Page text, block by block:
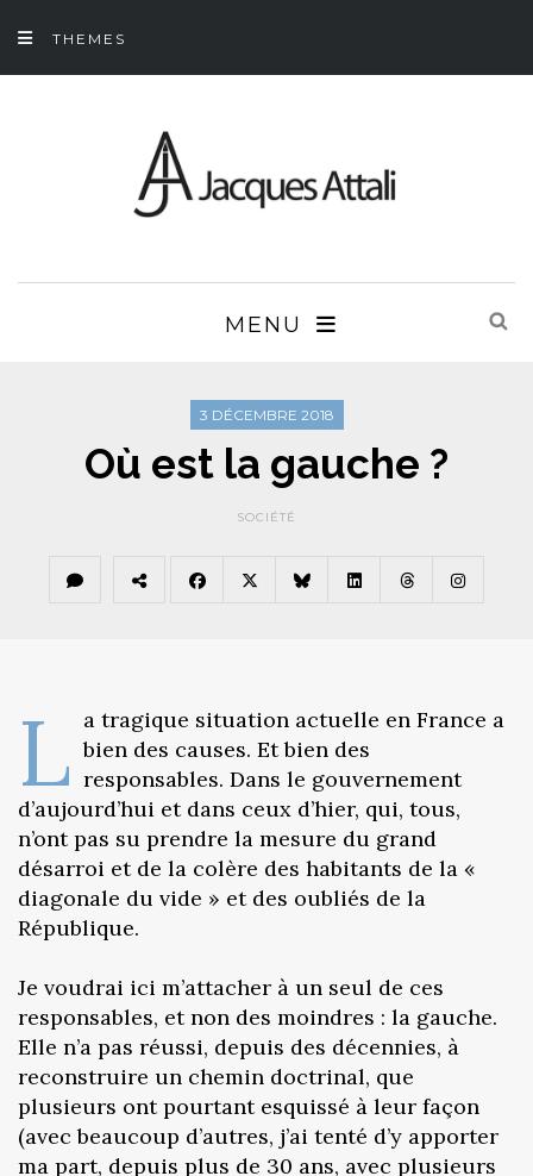
THEMES
MENU
3 DÉCEMBRE 2018
Où est la gauche ?
SOCIÉTÉ
L a tragique situation actuelle en France a
bien des causes. Et bien des
responsables. Dans le gouvernement
d’aujourd’hui et dans ceux d’hier, qui, tous,
n’ont pas su prendre la mesure du grand
désarroi et de la colère des habitants de la «
diagonale du vide » et des oubliés de la
République.
Je voudrai ici m’attacher à un seul de ces
responsables, et non des moindres : la gauche.
Elle n’a pas réussi, depuis des décennies, à
reconstruire un chemin doctrinal, que
plusieurs ont pourtant esquissé à leur façon
(avec beaucoup d’autres, j’ai tenté d’y apporter
ma part, depuis plus de 30 ans, avec plusieurs